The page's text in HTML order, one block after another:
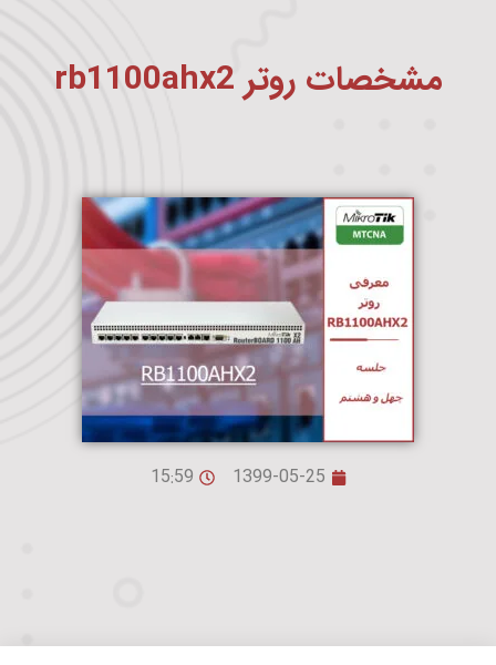
مشخصات روتر rb1100ahx2
1399-05-25
15:59